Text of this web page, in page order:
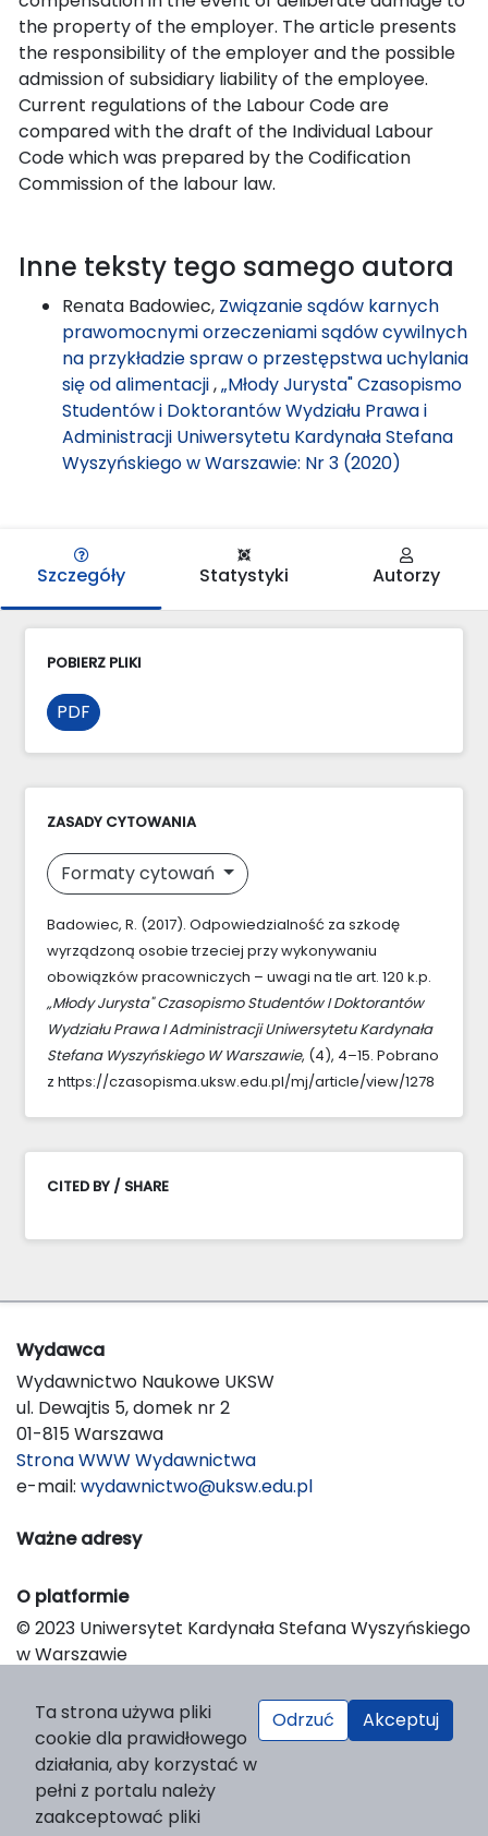
the property of the employer. The article presents
the responsibility of the employer and the possible
admission of subsidiary liability of the employee.
Current regulations of the Labour Code are
compared with the draft of the Individual Labour
Code which was prepared by the Codification
Commission of the labour law.
Inne teksty tego samego autora
Renata Badowiec, Związanie sądów karnych
prawomocnymi orzeczeniami sądów cywilnych
na przykładzie spraw o przestępstwa uchylania
się od alimentacji,„Młody Jurysta" Czasopismo
Studentów i Doktorantów Wydziału Prawa i
Administracji Uniwersytetu Kardynała Stefana
Wyszyńskiego w Warszawie: Nr 3 (2020)
Szczegóły Statystyki Autorzy
POBIERZ PLIKI
PDF
ZASADY CYTOWANIA
Formaty cytowań
Badowiec, R. (2017). Odpowiedzialność za szkodę
wyrządzoną osobie trzeciej przy wykonywaniu
obowiązków pracowniczych – uwagi na tle art. 120 k.p.
„Młody Jurysta" Czasopismo Studentów I Doktorantów
Wydziału Prawa I Administracji Uniwersytetu Kardynała
Stefana Wyszyńskiego W Warszawie, (4), 4–15. Pobrano
z https://czasopisma.uksw.edu.pl/mj/article/view/1278
CITED BY / SHARE
Wydawca
Wydawnictwo Naukowe UKSW
ul. Dewajtis 5, domek nr 2
01-815 Warszawa
Strona WWW Wydawnictwa
e-mail: wydawnictwo@uksw.edu.pl
Ważne adresy
O platformie
© 2023 Uniwersytet Kardynała Stefana Wyszyńskiego
w Warszawie
Platform & Workflow by OJS/PKP
Ta strona używa pliki
cookie dla prawidłowego
działania, aby korzystać w
pełni z portalu należy
zaakceptować pliki
Odrzuć Akceptuj